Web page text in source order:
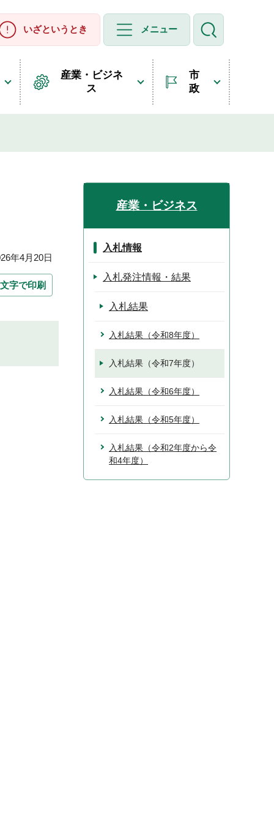
いざというとき メニュー
産業・ビジネ
ス
市
政
年4月20日
字で印刷
産業・ビジネス
入札情報
入札発注情報・結果
入札結果
入札結果（令和8年度）
入札結果（令和7年度）
入札結果（令和6年度）
入札結果（令和5年度）
入札結果（令和2年度から令
和4年度）